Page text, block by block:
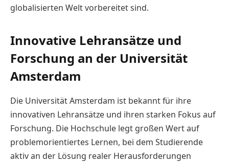
globalisierten Welt vorbereitet sind.
Innovative Lehransätze und
Forschung an der Universität
Amsterdam
Die Universität Amsterdam ist bekannt für ihre
innovativen Lehransätze und ihren starken Fokus auf
Forschung. Die Hochschule legt großen Wert auf
problemorientiertes Lernen, bei dem Studierende
aktiv an der Lösung realer Herausforderungen